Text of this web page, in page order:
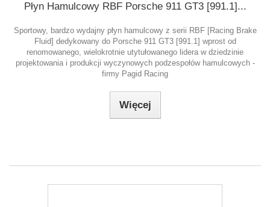
Płyn Hamulcowy RBF Porsche 911 GT3 [991.1]...
Sportowy, bardzo wydajny płyn hamulcowy z serii RBF [Racing Brake
Fluid] dedykowany do Porsche 911 GT3 [991.1] wprost od
renomowanego, wielokrotnie utytułowanego lidera w dziedzinie
projektowania i produkcji wyczynowych podzespołów hamulcowych -
firmy Pagid Racing
Więcej